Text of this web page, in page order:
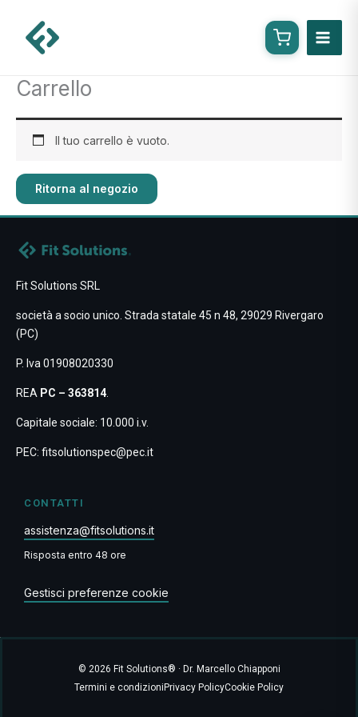
contenuto
Carrello
Il tuo carrello è vuoto.
Ritorna al negozio
Fit Solutions SRL
società a socio unico. Strada statale 45 n 48, 29029 Rivergaro
(PC)
P. Iva 01908020330
REA PC – 363814
Capitale sociale: 10.000 i.v.
PEC: fitsolutionspec@pec.it
CONTATTI
assistenza@fitsolutions.it
Risposta entro 48 ore
Gestisci preferenze cookie
© 2026 Fit Solutions® · Dr. Marcello Chiapponi
Termini e condizioni Privacy PolicyCookie Policy